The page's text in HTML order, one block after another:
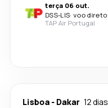
terça 06 out.
DSS-LIS· voo direto
TAP Air Portugal
Lisboa- Dakar 12 dias